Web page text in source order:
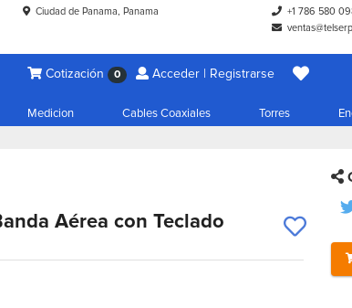
Ciudad de Panama, Panama
+1 786 580
Cotización 0 Acceder | Registrarse
Medicion Cables Coaxiales Torres
Aérea con Teclado